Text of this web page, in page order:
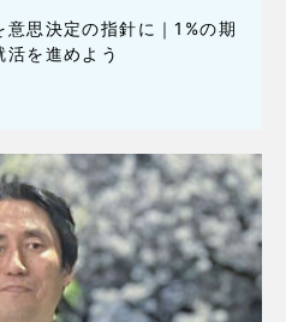
思決定の指針に｜1%の期
を進めよう